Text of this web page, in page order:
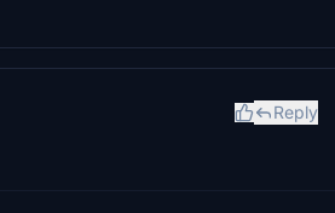
Reply